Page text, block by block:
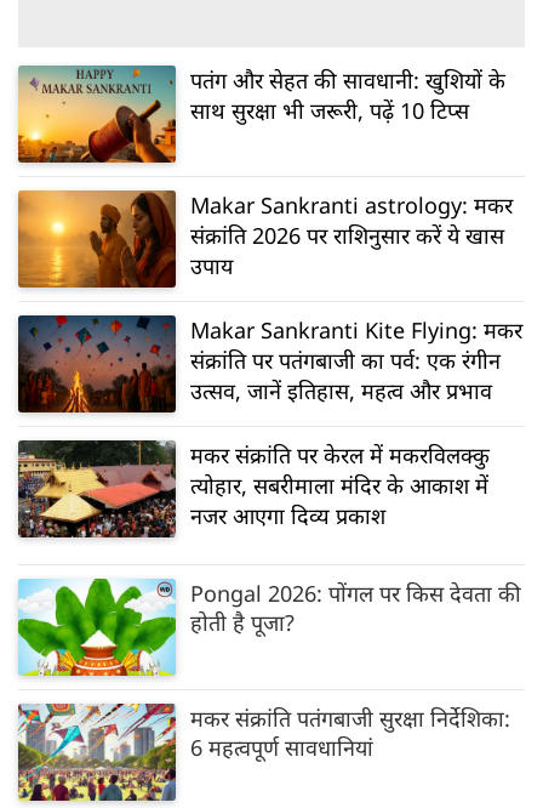
पतंग और सेहत की सावधानी: खुशियों के
साथ सुरक्षा भी जरूरी, पढ़ें 10 टिप्स
Makar Sankranti astrology: मकर
संक्रांति 2026 पर राशिनुसार करें ये खास
उपाय
Makar Sankranti Kite Flying: मकर
संक्रांति पर पतंगबाजी का पर्व: एक रंगीन
उत्सव, जानें इतिहास, महत्व और प्रभाव
मकर संक्रांति पर केरल में मकरविलक्कु
त्योहार, सबरीमाला मंदिर के आकाश में
नजर आएगा दिव्य प्रकाश
Pongal 2026: पोंगल पर किस देवता की
होती है पूजा?
मकर संक्रांति पतंगबाजी सुरक्षा निर्देशिका:
6 महत्वपूर्ण सावधानियां